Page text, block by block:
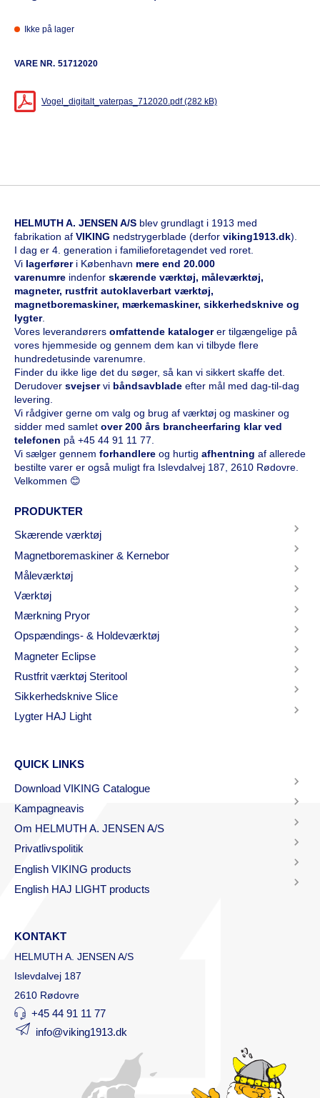
Ikke på lager
VARE NR. 51712020
Vogel_digitalt_vaterpas_712020.pdf (282 kB)
HELMUTH A. JENSEN A/S blev grundlagt i 1913 med
fabrikation af VIKING nedstrygerblade (derfor viking1913.dk).
I dag er 4. generation i familieforetagendet ved roret.
Vi lagerfører i København mere end 20.000
varenumre indenfor skærende værktøj, måleværktøj,
magneter, rustfrit autoklaverbart værktøj,
magnetboremaskiner, mærkemaskiner, sikkerhedsknive og
lygter.
Vores leverandørers omfattende katalogerer tilgængelige på
vores hjemmeside og gennem dem kan vi tilbyde flere
hundredetusinde varenumre.
Finder du ikke lige det du søger, så kan vi sikkert skaffe det.
Derudover svejservi båndsavblade efter mål med dag-til-dag
levering.
Vi rådgiver gerne om valg og brug af værktøj og maskiner og
sidder med samlet over 200 års brancheerfaring klar ved
telefonen på +45 44 91 11 77
Vi sælger gennem forhandlere og hurtig afhentning af allerede
bestilte varer er også muligt fra Islevdalvej 187, 2610 Rødovre.
Velkommen 😊
PRODUKTER
Skærende værktøj
Magnetboremaskiner & Kernebor
Måleværktøj
Værktøj
Mærkning Pryor
Opspændings- & Holdeværktøj
Magneter Eclipse
Rustfrit værktøj Steritool
Sikkerhedsknive Slice
Lygter HAJ Light
QUICK LINKS
Download VIKING Catalogue
Kampagneavis
Om HELMUTH A. JENSEN A/S
Privatlivspolitik
English VIKING products
English HAJ LIGHT products
KONTAKT
HELMUTH A. JENSEN A/S
Islevdalvej 187
2610 Rødovre
+45 44 91 11 77
info@viking1913.dk